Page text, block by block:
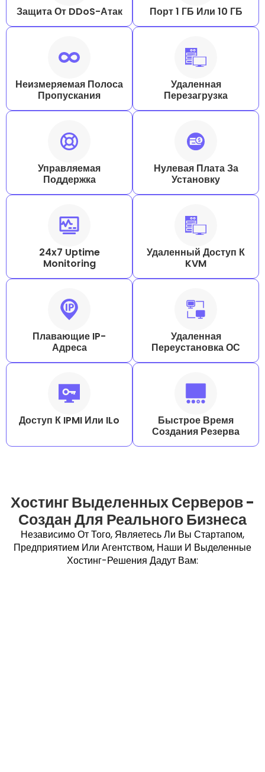
Защита От DDoS-Атак Порт 1 ГБ Или 10 ГБ
Неизмеряемая Полоса
Пропускания
Удаленная
Перезагрузка
Управляемая
Поддержка
Нулевая Плата За
Установку
24x7 Uptime
Monitoring
Удаленный Доступ К
KVM
Плавающие IP-
Адреса
Удаленная
Переустановка ОС
Доступ К IPMI Или ILo
Быстрое Время
Создания Резерва
Хостинг Выделенных Серверов -
Создан Для Реального Бизнеса
Независимо От Того, Являетесь Ли Вы Стартапом,
Предприятием Или Агентством, Наши И Выделенные
Хостинг-Решения Дадут Вам: